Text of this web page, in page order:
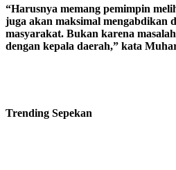
“Harusnya memang pemimpin
juga akan maksimal mengabdikan
masyarakat. Bukan karena
dengan kepala daerah,” kata
Trending Sepekan